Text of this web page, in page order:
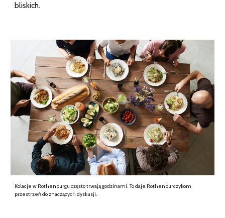
bliskich.
Kolacje w Rothenburgu często trwają godzinami. To daje Rothenburczykom
przestrzeń do znaczących dyskusji.